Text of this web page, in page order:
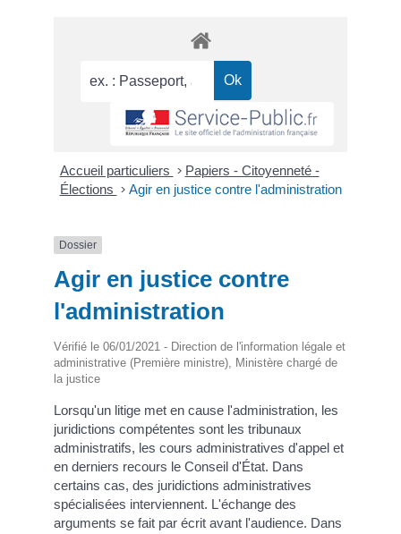
Accueil particuliers > Papiers - Citoyenneté -
Élections > Agir en justice contre l'administration
Dossier
Agir en justice contre
l'administration
Vérifié le 06/01/2021 - Direction de l'information légale et
administrative (Première ministre), Ministère chargé de
la justice
Lorsqu'un litige met en cause l'administration, les
juridictions compétentes sont les tribunaux
administratifs, les cours administratives d'appel et
en derniers recours le Conseil d'État. Dans
certains cas, des juridictions administratives
spécialisées interviennent. L'échange des
arguments se fait par écrit avant l'audience. Dans